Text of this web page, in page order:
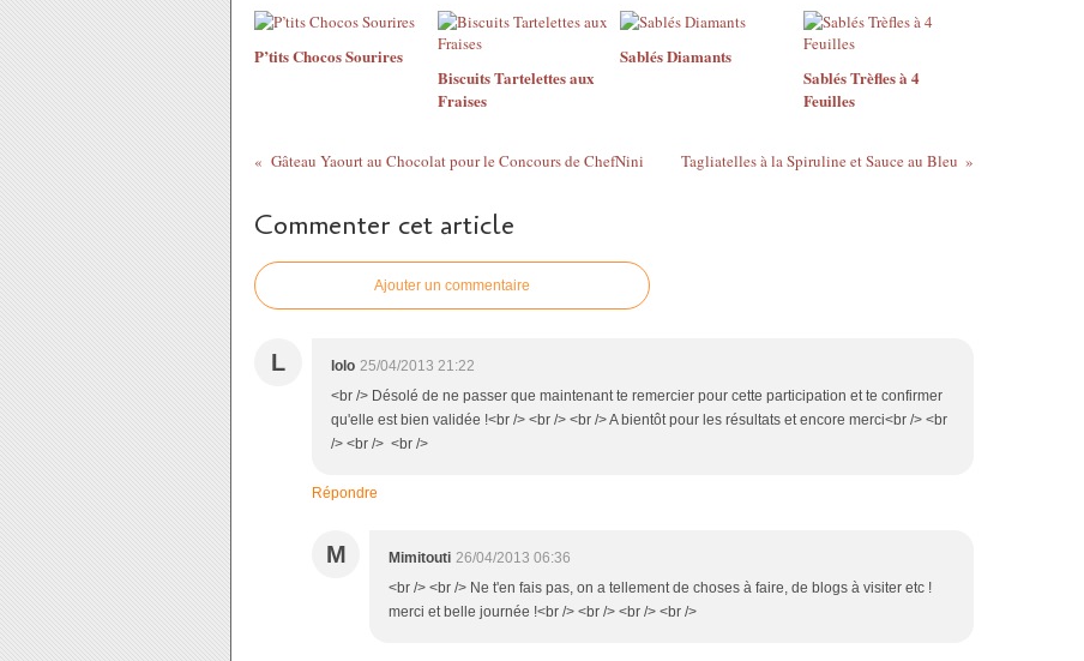
P’tits Chocos Sourires
Biscuits Tartelettes aux
Fraises
Sablés Diamants
Sablés Trèfles à 4
Feuilles
Gâteau Yaourt au Chocolat pour le Concours de ChefNini Tagliatelles à la Spiruline et Sauce au Bleu
Commenter cet article
Ajouter un commentaire
L lolo 25/04/2013 21:22
<br /> Désolé de ne passer que maintenant te remercier pour cette participation et te confirmer
qu'elle est bien validée !<br /> <br /> <br /> A bientôt pour les résultats et encore merci<br /> <br
/> <br /> <br />
Répondre
M Mimitouti 26/04/2013 06:36
<br /> <br /> Ne t'en fais pas, on a tellement de choses à faire, de blogs à visiter etc !
merci et belle journée !<br /> <br /> <br /> <br />